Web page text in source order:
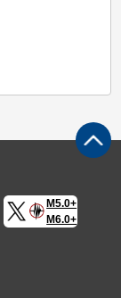
M5.0+
M6.0+